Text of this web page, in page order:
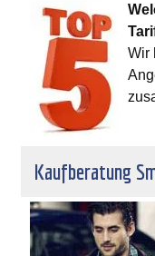
Wir
Kaufberatung